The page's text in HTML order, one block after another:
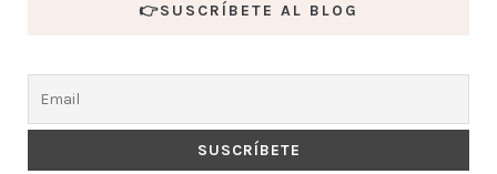
👉SUSCRÍBETE AL BLOG